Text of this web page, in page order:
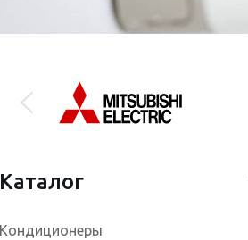
Каталог
Кондиционеры